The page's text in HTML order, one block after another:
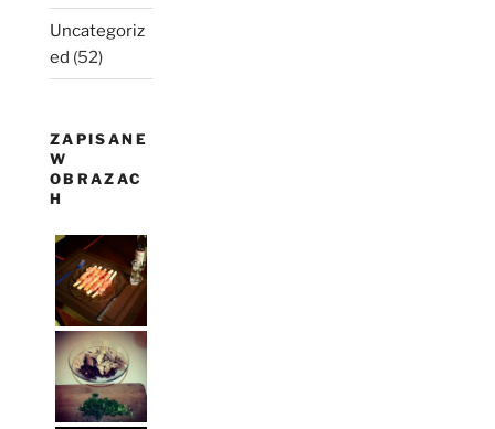
Uncategoriz
ed (52)
ZAPISANE
W
OBRAZAC
H